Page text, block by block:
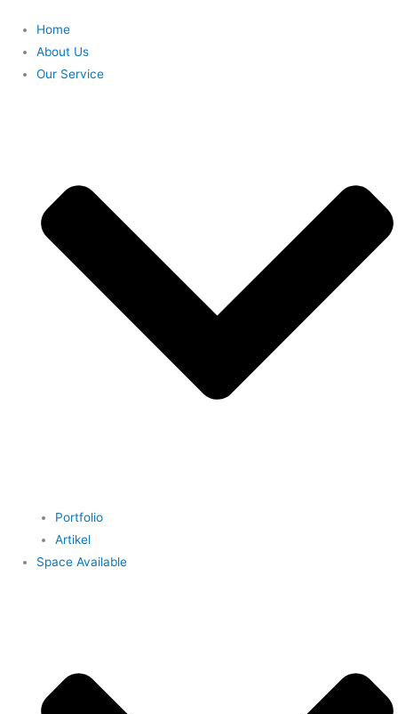
content
Home
About Us
Our Service
Portfolio
Artikel
Space Available